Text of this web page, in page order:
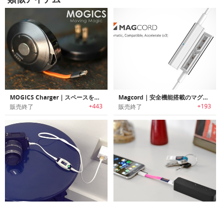
MOGICS Charger｜スペースを大幅に節約できる小型充電器「モジックス・チャージャー」
販売終了 +443
Magcord｜安全機能搭載のマグネットアタッチ式高速充電ケーブル「マグコード」
販売終了 +193